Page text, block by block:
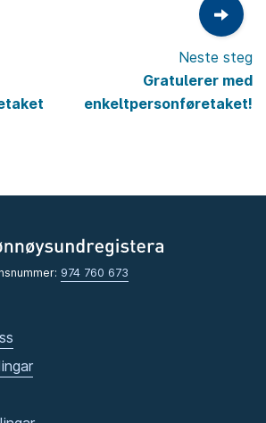
Neste steg
Gratulerer med
enkeltpersonføretaket!
974 760 673